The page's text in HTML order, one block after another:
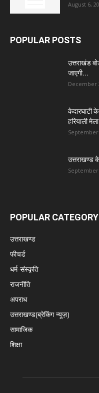
August 6,
POPULAR POSTS
उत्तराखंड
जाएगी...
December
केदारघाटी के
हरियाली
September
उत्तराखण्ड
September
POPULAR CATEGORY
उत्तराखण्ड
फीचर्ड
धर्म-संस्कृति
राजनीति
अपराध
उत्तराखण्ड(ब्रेकिंग न्यूज़)
सामाजिक
शिक्षा